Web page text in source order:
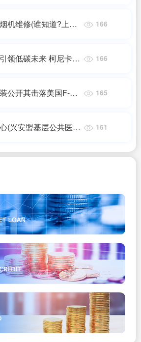
机维修(谁知道?上海
166
领低碳未来 柯尼卡美
166
公开其击落美国F-22
165
(兴安盟基层公共医疗
161